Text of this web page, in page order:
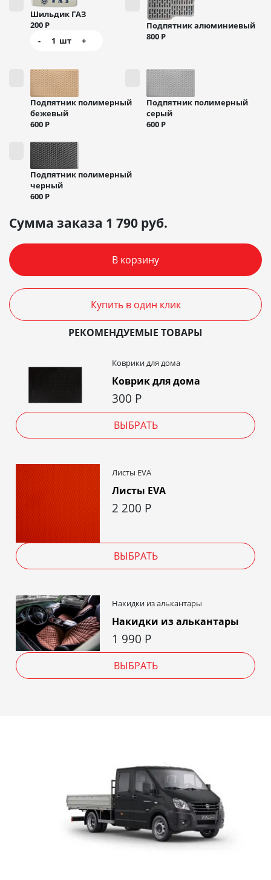
Шильдик ГАЗ
200 Р
-
1 шт +
Подпятник алюминиевый
800 Р
Подпятник полимерный
бежевый
600 Р
Подпятник полимерный
серый
600 Р
Подпятник полимерный
черный
600 Р
Сумма заказа 1 790 руб.
В корзину
Купить в один клик
РЕКОМЕНДУЕМЫЕ ТОВАРЫ
Коврики для дома
Коврик для дома
300 Р
ВЫБРАТЬ
Листы EVA
Листы EVA
2 200 Р
ВЫБРАТЬ
Накидки из алькантары
Накидки из алькантары
1 990 Р
ВЫБРАТЬ